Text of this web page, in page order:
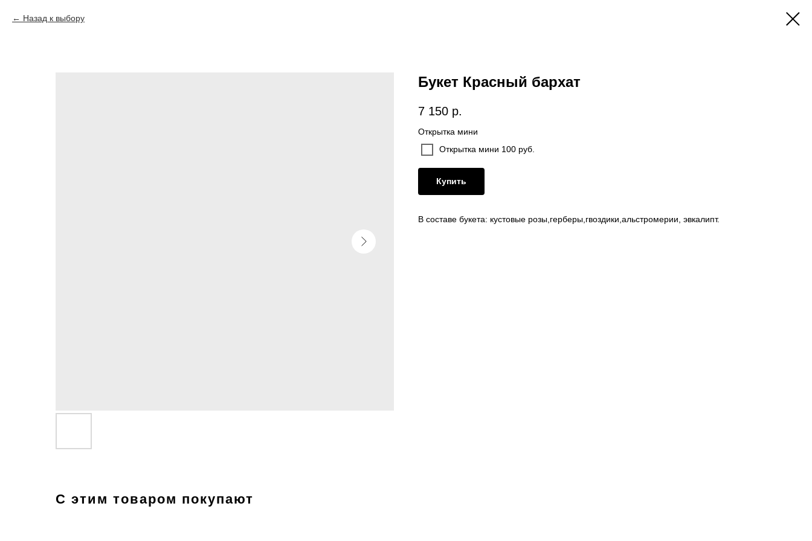
Назад к выбору
Букет Красный бархат
7 150 р.
Открытка мини
Открытка мини 100 руб.
Купить
В составе букета: кустовые розы,герберы,гвоздики,альстромерии, эвкалипт.
С этим товаром покупают